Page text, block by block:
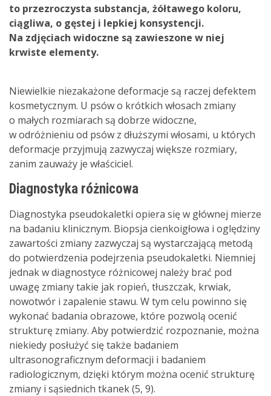
to przezroczysta substancja, żółtawego koloru,
ciągliwa, o gęstej i lepkiej konsystencji.
Na zdjęciach widoczne są zawieszone w niej
krwiste elementy.
Niewielkie niezakażone deformacje są raczej defektem
kosmetycznym. U psów o krótkich włosach zmiany
o małych rozmiarach są dobrze widoczne,
w odróżnieniu od psów z dłuższymi włosami, u których
deformacje przyjmują zazwyczaj większe rozmiary,
zanim zauważy je właściciel.
Diagnostyka różnicowa
Diagnostyka pseudokaletki opiera się w głównej mierze
na badaniu klinicznym. Biopsja cienkoigłowa i oględziny
zawartości zmiany zazwyczaj są wystarczającą metodą
do potwierdzenia podejrzenia pseudokaletki. Niemniej
jednak w diagnostyce różnicowej należy brać pod
uwagę zmiany takie jak ropień, tłuszczak, krwiak,
nowotwór i zapalenie stawu. W tym celu powinno się
wykonać badania obrazowe, które pozwolą ocenić
strukturę zmiany. Aby potwierdzić rozpoznanie, można
niekiedy posłużyć się także badaniem
ultrasonograficznym deformacji i badaniem
radiologicznym, dzięki którym można ocenić strukturę
zmiany i sąsiednich tkanek (5, 9).